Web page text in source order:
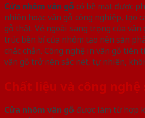
Cửa nhôm vân gỗcó bề mặt được
nhiên hoặc vân gỗ công nghiệp, tạo
gỗ thật. Vẻ ngoài sang trọng của
trúc bền bỉ của nhôm tạo nên sản
chắc chắn. Công nghệ in vân gỗ tiên
vân gỗ trở nên sắc nét, tự nhiên,
Chất liệu và công nghệ
Cửa nhôm vân gỗ được làm từ hợp